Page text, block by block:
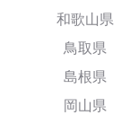
和歌山県
鳥取県
島根県
岡山県